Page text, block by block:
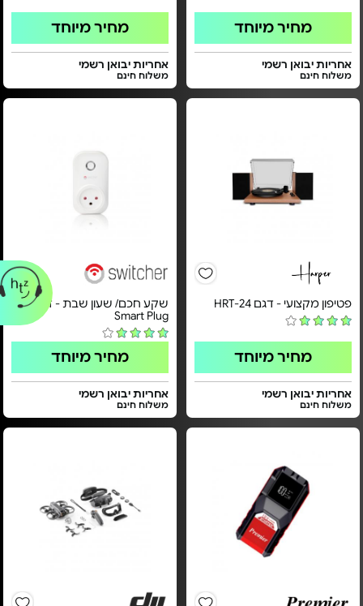
מחיר מיוחד
אחריות יבואן רשמי
משלוח חינם
מחיר מיוחד
אחריות יבואן רשמי
משלוח חינם
פטיפון מקצועי - דגם HRT-24
מחיר מיוחד
אחריות יבואן רשמי
משלוח חינם
שקע חכם/ שעון שבת - דגם
Smart Plug
מחיר מיוחד
אחריות יבואן רשמי
משלוח חינם